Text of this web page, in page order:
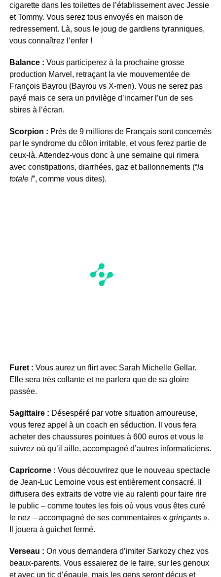
cigarette dans les toilettes de l’établissement avec Jessie
et Tommy. Vous serez tous envoyés en maison de
redressement. Là, sous le joug de gardiens tyranniques,
vous connaîtrez l’enfer !
Balance : Vous participerez à la prochaine grosse
production Marvel, retraçant la vie mouvementée de
François Bayrou (Bayrou vs X-men). Vous ne serez pas
payé mais ce sera un privilège d’incarner l’un de ses
sbires à l’écran.
Scorpion : Près de 9 millions de Français sont concernés
par le syndrome du côlon irritable, et vous ferez partie de
ceux-là. Attendez-vous donc à une semaine qui rimera
avec constipations, diarrhées, gaz et ballonnements (“la
totale !”, comme vous dites).
Furet : Vous aurez un flirt avec Sarah Michelle Gellar.
Elle sera très collante et ne parlera que de sa gloire
passée.
Sagittaire : Désespéré par votre situation amoureuse,
vous ferez appel à un coach en séduction. Il vous fera
acheter des chaussures pointues à 600 euros et vous le
suivrez où qu’il aille, accompagné d’autres informaticiens.
Capricorne : Vous découvrirez que le nouveau spectacle
de Jean-Luc Lemoine vous est entièrement consacré. Il
diffusera des extraits de votre vie au ralenti pour faire rire
le public – comme toutes les fois où vous vous êtes curé
le nez – accompagné de ses commentaires « grinçants».
Il jouera à guichet fermé.
Verseau : On vous demandera d’imiter Sarkozy chez vos
beaux-parents. Vous essaierez de le faire, sur les genoux
et avec un tic d’épaule, mais les gens seront déçus et